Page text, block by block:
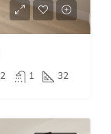
2 1 32